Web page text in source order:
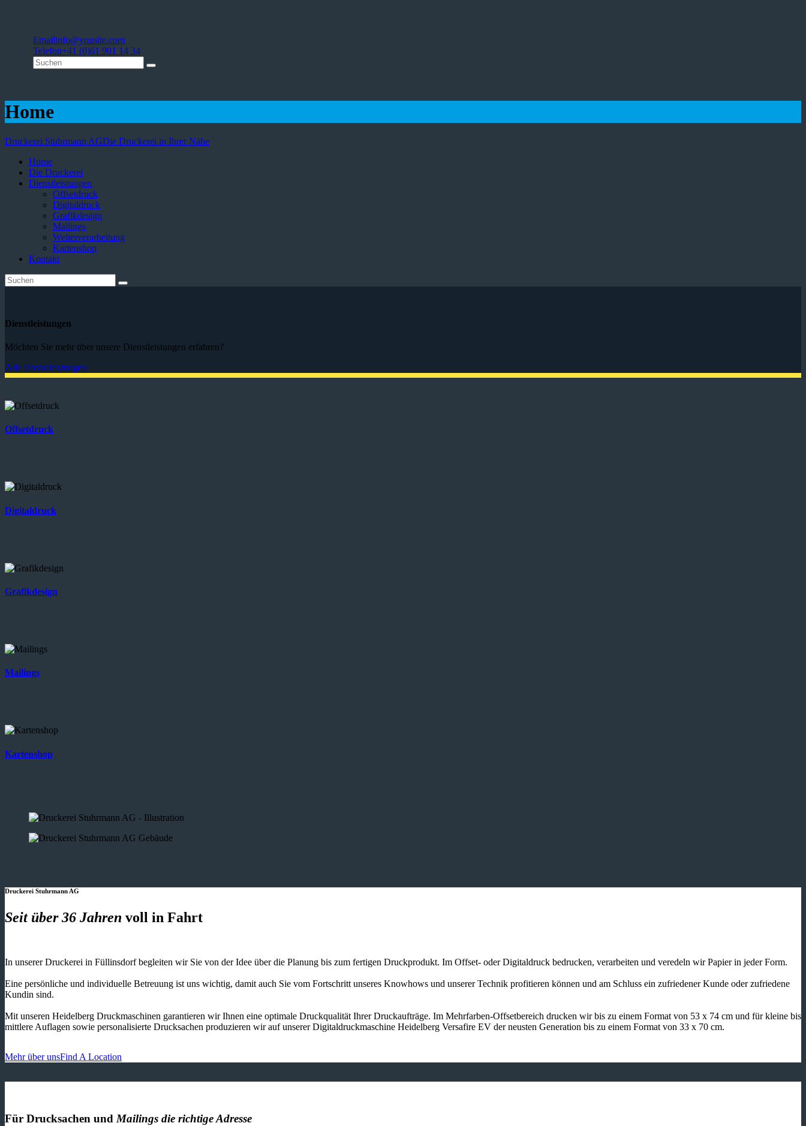
Emailinfo@yousite.com
Telefon+41 (0)61 901 14 34
Home
Druckerei Stuhrmann AGDie Druckerei in Ihrer Nähe
Home
Die Druckerei
Dienstleistungen
Offsetdruck
Digitaldruck
Grafikdesign
Mailings
Weiterverarbeitung
Kartenshop
Kontakt
Dienstleistungen
Möchten Sie mehr über unsere Dienstleistungen erfahren?
Alle Dienstleistungen
Offsetdruck
Digitaldruck
Grafikdesign
Mailings
Kartenshop
Druckerei Stuhrmann AG
Seit über 36 Jahren voll in Fahrt
In unserer Druckerei in Füllinsdorf begleiten wir Sie von der Idee über die Planung bis zum fertigen Druckprodukt. Im Offset- oder Digitaldruck bedrucken, verarbeiten und veredeln wir Papier in jeder Form.
Eine persönliche und individuelle Betreuung ist uns wichtig, damit auch Sie vom Fortschritt unseres Knowhows und unserer Technik profitieren können und am Schluss ein zufriedener Kunde oder zufriedene
Kundin sind.
Mit unseren Heidelberg Druckmaschinen garantieren wir Ihnen eine optimale Druckqualität Ihrer Druckaufträge. Im Mehrfarben-Offsetbereich drucken wir bis zu einem Format von 53 x 74 cm und für kleine bis
mittlere Auflagen sowie personalisierte Drucksachen produzieren wir auf unserer Digitaldruckmaschine Heidelberg Versafire EV der neusten Generation bis zu einem Format von 33 x 70 cm.
Mehr über unsFind A Location
Für Drucksachen und Mailings die richtige Adresse